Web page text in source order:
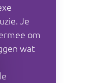
Je
om
wat